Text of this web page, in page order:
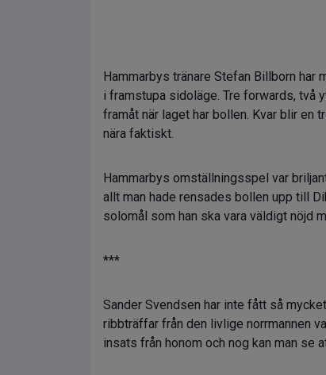
Hammarbys tränare Stefan Billborn har
i framstupa sidoläge. Tre forwards, två
framåt när laget har bollen. Kvar blir en
nära faktiskt.
Hammarbys omställningsspel var
allt man hade rensades bollen upp till
solomål som han ska vara väldigt nöjd
***
Sander Svendsen har inte fått så
ribbträffar från den livlige norrmannen
insats från honom och nog kan man se